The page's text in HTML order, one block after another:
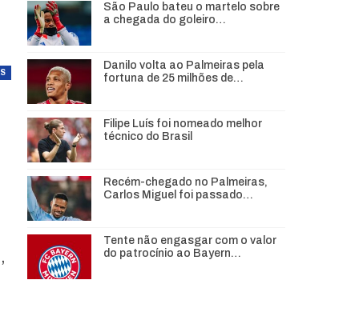
São Paulo bateu o martelo sobre
a chegada do goleiro…
Danilo volta ao Palmeiras pela
fortuna de 25 milhões de…
Filipe Luís foi nomeado melhor
técnico do Brasil
Recém-chegado no Palmeiras,
Carlos Miguel foi passado…
Tente não engasgar com o valor
do patrocínio ao Bayern…